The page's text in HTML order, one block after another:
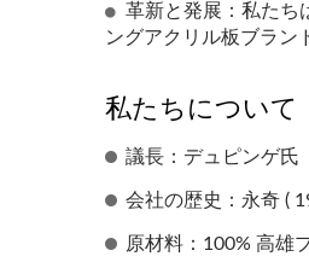
革新と発展：私たち
ングアクリル板ブラン
私たちについて
議長：デュピンゲ氏
会社の歴史：永奇 (
原材料：100% 高雄